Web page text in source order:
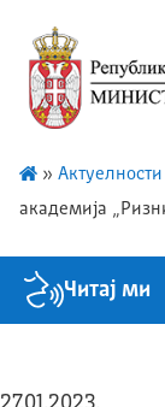
» Актуелности
академија
Читај ми